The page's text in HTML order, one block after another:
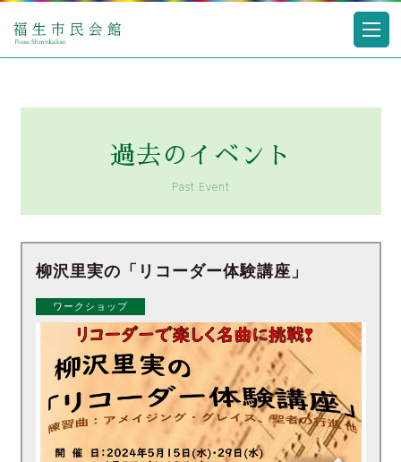
過去のイベント
Past Event
柳沢里実の「リコーダー体験講座」
ワークショップ